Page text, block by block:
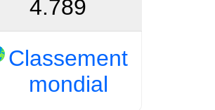
4.789
Classement
mondial